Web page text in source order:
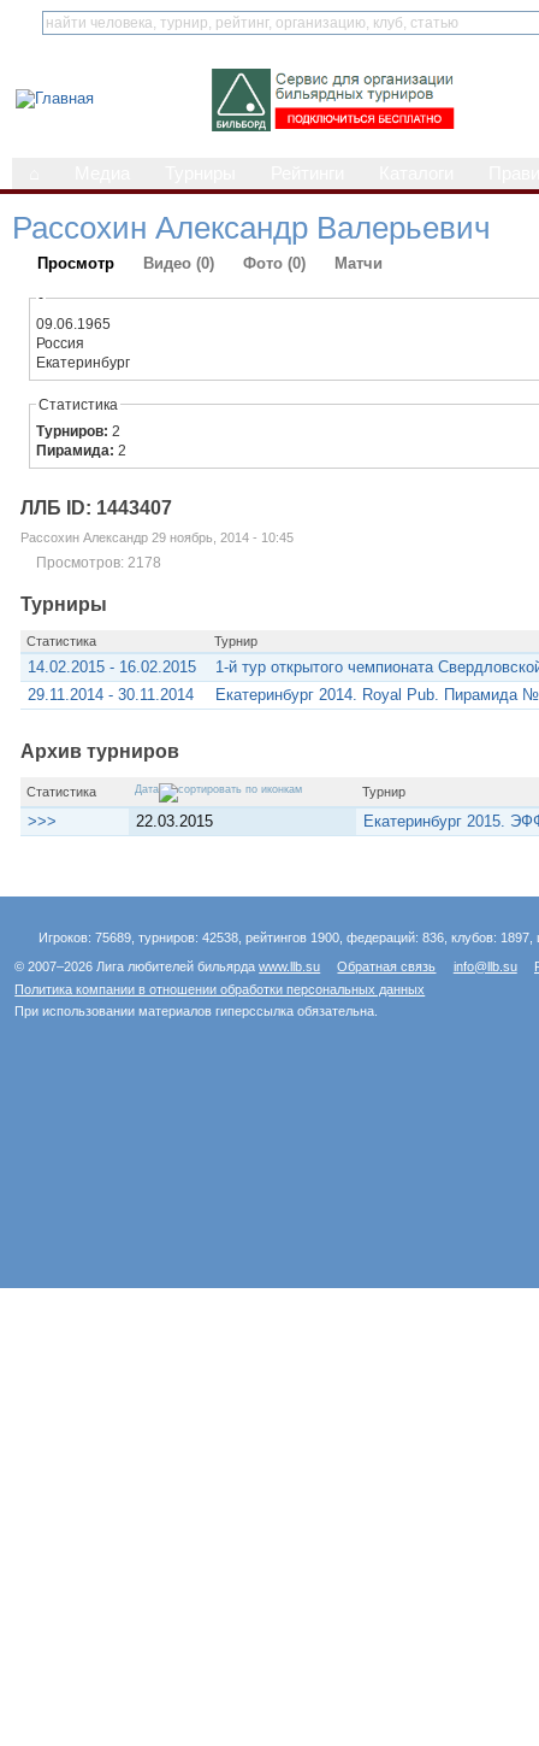
Рассохин Александр Валерьевич
Просмотр Видео (0) Фото (0) Матчи
-
09.06.1965
Россия
Екатеринбург
Статистика
Турниров:2
Пирамида:2
ЛЛБ ID: 1443407
Рассохин Александр 29 ноябрь, 2014 - 10:45
Просмотров: 2178
Турниры
Статистика Турнир
14.02.2015 - 16.02.2015
1-й тур открытого чемпионата
29.11.2014 - 30.11.2014
Екатеринбург 2014. Royal Pub. Пирамида
Архив турниров
Статистика Дата Турнир
>>> 22.03.2015 Екатеринбург 2015.
Игроков: 75689, турниров: 42538, рейтингов 1900, федераций: 836, клубов:
© 2007–2026 Лига любителей бильярдаwww.llb.su Обратная связь info@llb.su
Политика компании в отношении обработки персональных данных
При использовании материалов гиперссылка обязательна.